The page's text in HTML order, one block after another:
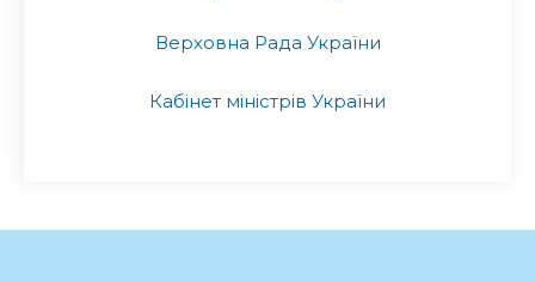
Верховна Рада України
Кабінет міністрів України